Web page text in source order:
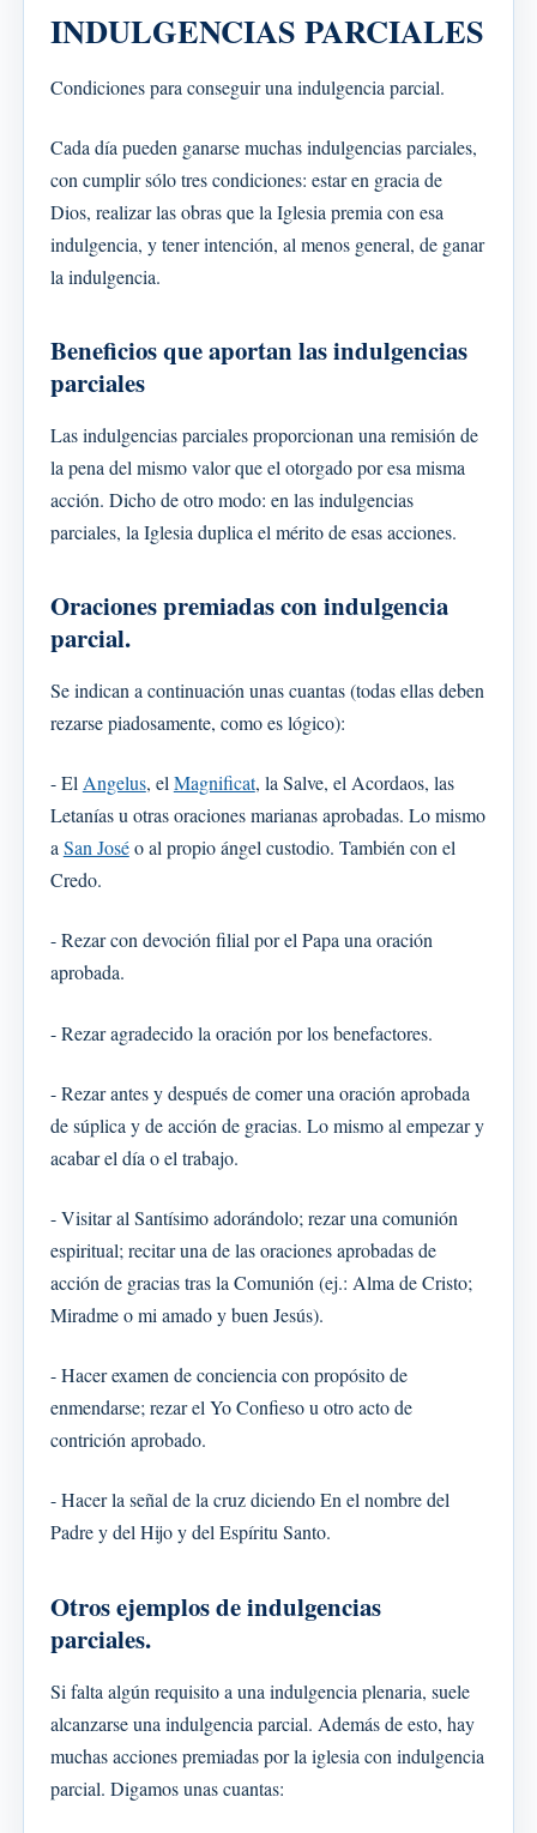
INDULGENCIAS PARCIALES
Condiciones para conseguir una indulgencia parcial.
Cada día pueden ganarse muchas indulgencias parciales,
con cumplir sólo tres condiciones: estar en gracia de
Dios, realizar las obras que la Iglesia premia con esa
indulgencia, y tener intención, al menos general, de ganar
la indulgencia.
Beneficios que aportan las indulgencias
parciales
Las indulgencias parciales proporcionan una remisión de
la pena del mismo valor que el otorgado por esa misma
acción. Dicho de otro modo: en las indulgencias
parciales, la Iglesia duplica el mérito de esas acciones.
Oraciones premiadas con indulgencia
parcial.
Se indican a continuación unas cuantas (todas ellas deben
rezarse piadosamente, como es lógico):
- ElAngelus, elMagnificat, la Salve, el Acordaos, las
Letanías u otras oraciones marianas aprobadas. Lo mismo
aSan Joséo al propio ángel custodio. También con el
Credo.
- Rezar con devoción filial por el Papa una oración
aprobada.
- Rezar agradecido la oración por los benefactores.
- Rezar antes y después de comer una oración aprobada
de súplica y de acción de gracias. Lo mismo al empezar y
acabar el día o el trabajo.
- Visitar al Santísimo adorándolo; rezar una comunión
espiritual; recitar una de las oraciones aprobadas de
acción de gracias tras la Comunión (ej.: Alma de Cristo;
Miradme o mi amado y buen Jesús).
- Hacer examen de conciencia con propósito de
enmendarse; rezar el Yo Confieso u otro acto de
contrición aprobado.
- Hacer la señal de la cruz diciendo En el nombre del
Padre y del Hijo y del Espíritu Santo.
Otros ejemplos de indulgencias
parciales.
Si falta algún requisito a una indulgencia plenaria, suele
alcanzarse una indulgencia parcial. Además de esto, hay
muchas acciones premiadas por la iglesia con indulgencia
parcial. Digamos unas cuantas: